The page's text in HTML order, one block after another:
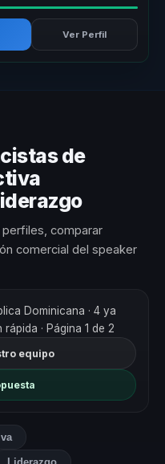
Ver Perfil
de
comparar
comercial del speaker
Dominicana · 4 ya
rápida · Página 1 de 2
equipo